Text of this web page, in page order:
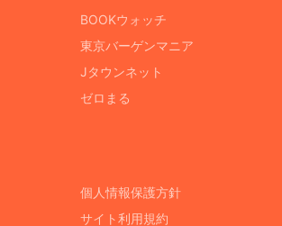
BOOKウォッチ
東京バーゲンマニア
Jタウンネット
ゼロまる
個人情報保護方針
サイト利用規約